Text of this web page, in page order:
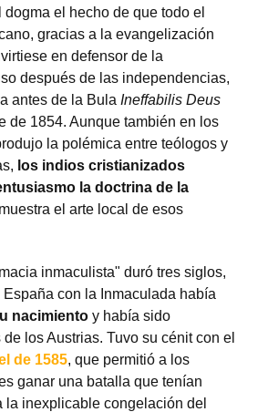
el hecho de que todo el
gracias a la evangelización
en defensor de la
después de las independencias,
antes de la Bula Ineffabilis Deus
de 1854. Aunque también en los
la polémica entre teólogos y
los indios cristianizados
la doctrina de la
el arte local de esos
inmaculista" duró tres siglos,
España con la Inmaculada había
nacimiento y había sido
los Austrias. Tuvo su cénit con el
de 1585, que permitió a los
ganar una batalla que tenían
la inexplicable congelación del